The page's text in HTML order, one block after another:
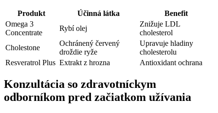
Produkt Účinná látka
Benefit
Omega 3
Concentrate
Rybí olej
Znižuje LDL
cholesterol
Cholestone
Ochránený červený
droždie ryže
Upravuje hladiny
cholesterolu
Resveratrol Plus Extrakt z hrozna Antioxidant ochrana
Konzultácia so zdravotníckym
odborníkom pred začiatkom užívania